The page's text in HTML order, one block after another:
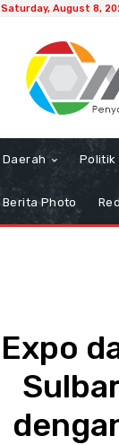
Saturday, August 8,
Daerah Politik
Berita Photo
Expo